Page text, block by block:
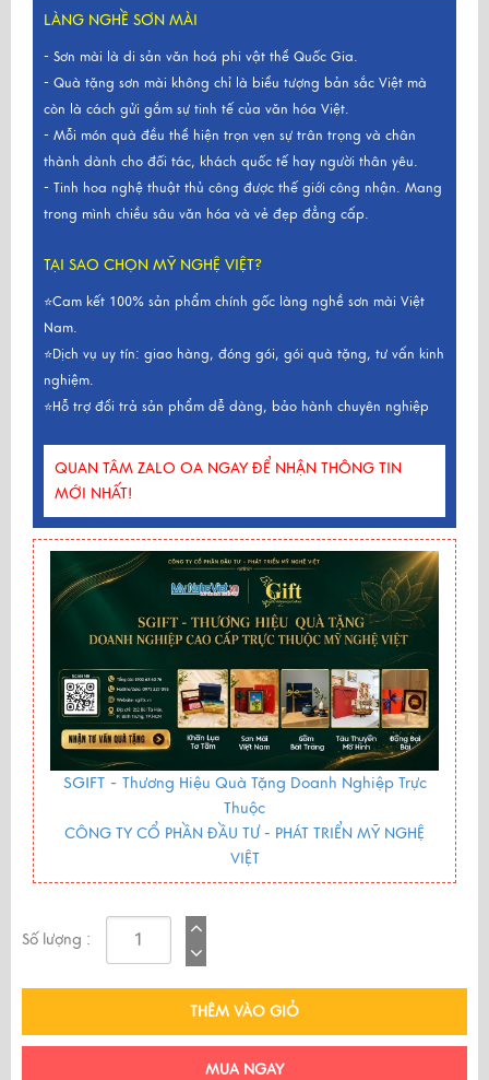
LÀNG NGHỀ SƠN MÀI
- Sơn mài là di sản văn hoá phi vật thể Quốc Gia.
- Quà tặng sơn mài không chỉ là biểu tượng bản sắc Việt mà
còn là cách gửi gắm sự tinh tế của văn hóa Việt.
- Mỗi món quà đều thể hiện trọn vẹn sự trân trọng và chân
thành dành cho đối tác, khách quốc tế hay người thân yêu.
- Tinh hoa nghệ thuật thủ công được thế giới công nhận. Mang
trong mình chiều sâu văn hóa và vẻ đẹp đẳng cấp.
TẠI SAO CHỌN MỸ NGHỆ VIỆT?
⭐Cam kết 100% sản phẩm chính gốc làng nghề sơn mài Việt
Nam.
⭐Dịch vụ uy tín: giao hàng, đóng gói, gói quà tặng, tư vấn kinh
nghiệm.
⭐Hỗ trợ đổi trả sản phẩm dễ dàng, bảo hành chuyên nghiệp
QUAN TÂM ZALO OA NGAY ĐỂ NHẬN THÔNG TIN
MỚI NHẤT!
SGIFT - Thương Hiệu Quà Tặng Doanh Nghiệp Trực
Thuộc
CÔNG TY CỔ PHẦN ĐẦU TƯ - PHÁT TRIỂN MỸ NGHỆ
VIỆT
Số lượng :
THÊM VÀO GIỎ
MUA NGAY